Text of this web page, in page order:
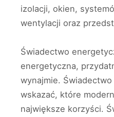
izolacji, okien,
wentylacji oraz
Świadectwo
energetyczna,
wynajmie. Świadectwo
wskazać, które
największe korzyści.